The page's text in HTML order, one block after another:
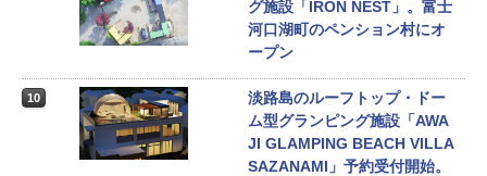
グ施設「IRON NEST」。富士
河口湖町のペンション村にオ
ープン
10
淡路島のルーフトップ・ドー
ム型グランピング施設「AWA
JI GLAMPING BEACH VILLA
SAZANAMI」予約受付開始。